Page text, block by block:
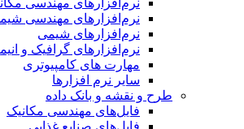
نرم‌افزارهای مهندسی مکانیک
نرم‌افزارهای مهندسی شیمی
نرم‌افزارهای شیمی
نرم‌افزارهای گرافیک و انیمیشن
مهارت های کامپیوتری
سایر نرم افزارها
طرح و نقشه و بانک داده
فایل‌های مهندسی مکانیک